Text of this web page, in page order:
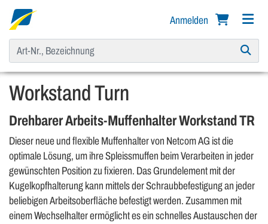
Anmelden
Workstand Turn
Drehbarer Arbeits-Muffenhalter Workstand TR
Dieser neue und flexible Muffenhalter von Netcom AG ist die
optimale Lösung, um ihre Spleissmuffen beim Verarbeiten in jeder
gewünschten Position zu fixieren. Das Grundelement mit der
Kugelkopfhalterung kann mittels der Schraubbefestigung an jeder
beliebigen Arbeitsoberfläche befestigt werden. Zusammen mit
einem Wechselhalter ermöglicht es ein schnelles Austauschen der